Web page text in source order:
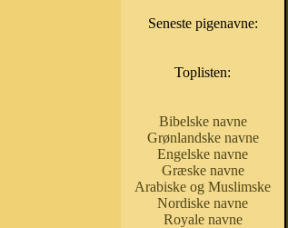
Seneste pigenavne:
Toplisten:
Bibelske navne
Grønlandske navne
Engelske navne
Græske navne
Arabiske og Muslimske
Nordiske navne
Royale navne